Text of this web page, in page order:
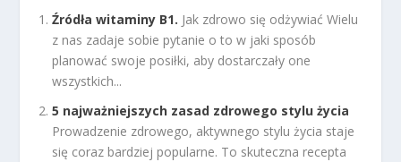
Źródła witaminy B1. Jak zdrowo się odżywiać Wielu
z nas zadaje sobie pytanie o to w jaki sposób
planować swoje posiłki, aby dostarczały one
wszystkich...
5 najważniejszych zasad zdrowego stylu życia
Prowadzenie zdrowego, aktywnego stylu życia staje
się coraz bardziej popularne. To skuteczna recepta